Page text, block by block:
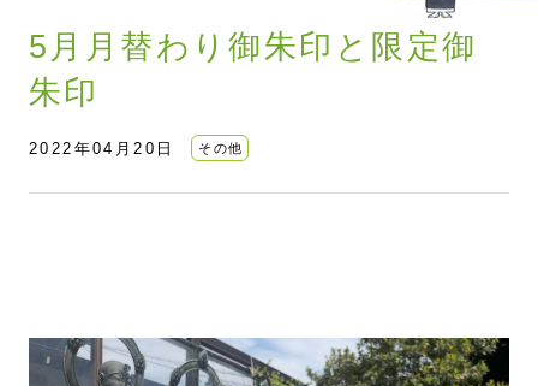
5月月替わり御朱印と限定御
朱印
2022年04月20日 その他